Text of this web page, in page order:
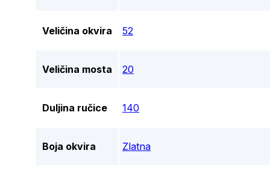
Veličina okvira 52
Veličina mosta 20
Duljina ručice 140
Boja okvira Zlatna